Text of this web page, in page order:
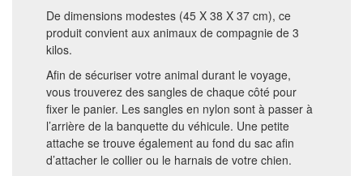
De dimensions modestes (45 X 38 X 37 cm), ce
produit convient aux animaux de compagnie de 3
kilos.
Afin de sécuriser votre animal durant le voyage,
vous trouverez des sangles de chaque côté pour
fixer le panier. Les sangles en nylon sont à passer à
l’arrière de la banquette du véhicule. Une petite
attache se trouve également au fond du sac afin
d’attacher le collier ou le harnais de votre chien.